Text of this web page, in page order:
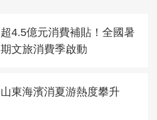
超4.5億元消費補貼！全國暑
期文旅消費季啟動
山東海濱消夏游熱度攀升